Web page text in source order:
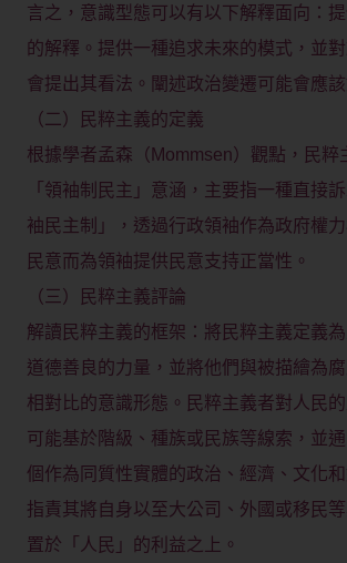
言之，意識型態可以有以下解釋面向：
的解釋。提供一種追求未來的模式，並
會提出其看法。闡述政治變遷可能會應該
（二）民粹主義的定義
根據學者孟森（Mommsen）觀點，民粹
「領袖制民主」意涵，主要指一種直接
袖民主制」，透過行政領袖作為政府權
民意而為領袖提供民意支持正當性。
（三）民粹主義評論
解讀民粹主義的框架：將民粹主義定義
道德善良的力量，並將他們與被描繪為
相對比的意識形態。民粹主義者對人民的
可能基於階級、種族或民族等線索，並
個作為同質性實體的政治、經濟、文化
指責其將自身以至大公司、外國或移民
置於「人民」的利益之上。